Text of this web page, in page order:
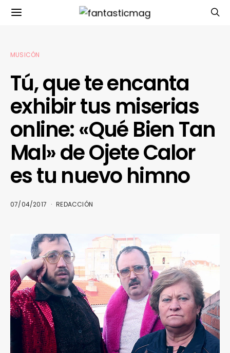
MUSICÓN
Tú, que te encanta
exhibir tus miserias
online: «Qué Bien Tan
Mal» de Ojete Calor
es tu nuevo himno
07/04/2017 REDACCIÓN